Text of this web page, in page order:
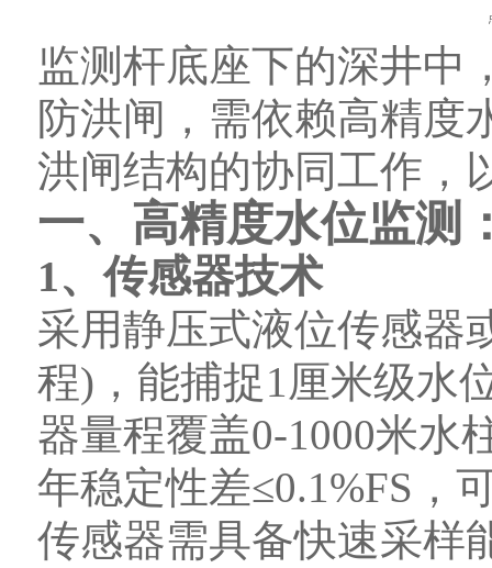
监测杆底座下的深井中
防洪闸，需依赖高精度
洪闸结构的协同工作，
一、高精度水位监测
1、传感器技术
采用静压式液位传感器
程)，能捕捉1厘米级水
器量程覆盖0-1000米
年稳定性差≤0.1%FS，
传感器需具备快速采样